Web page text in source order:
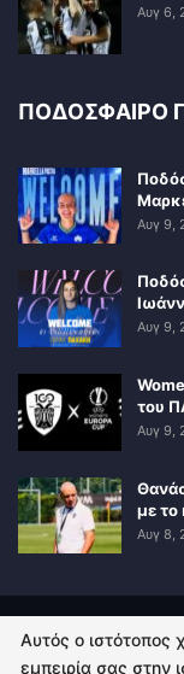
Αυγ 6,
ΠΟΔΟΣΦΑΙΡΟ
Αυγ 9,
Αυγ 9,
του
Αυγ 9,
με το
Αυγ 8,
Αυτός ο ιστότοπος
εμπειρία σας στην